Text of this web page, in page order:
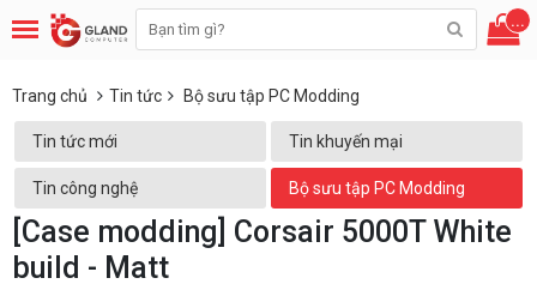
...
Trang chủ Tin tức Bộ sưu tập PC Modding
Tin tức mới Tin khuyến mại
Tin công nghệ Bộ sưu tập PC Modding
[Case modding] Corsair 5000T White
build - Matt